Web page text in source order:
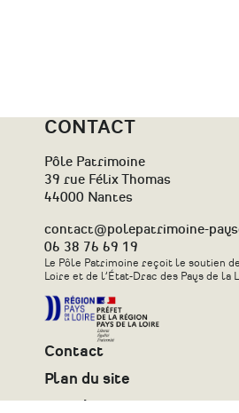
CONTACT
Pôle Patrimoine
39 rue Félix Thomas
44000 Nantes
contact@polepatrimoine-
06 38 76 69 19
Le Pôle Patrimoine reçoit le soutien
Loire et de l’État-Drac des Pays de la
Contact
Plan du site